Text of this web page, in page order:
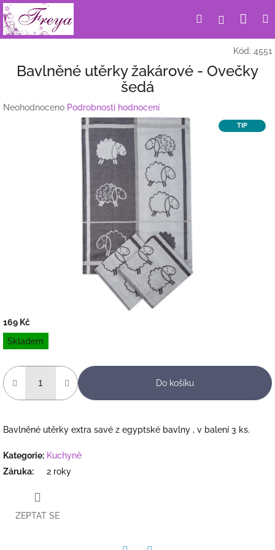
Přejít
na
obsah
HledatPřihlášení
Kód: 4551
Bavlněné utěrky žakárové - Ovečky
šedá
Průměrné
Neohodnoceno Podrobnosti hodnocení
TIP
169 Kč
Měrná
cena:
Skladem
Do košíku
Bavlněné utěrky extra savé z egyptské bavlny , v balení 3 ks.
Kategorie: Kuchyně
Záruka: 2 roky
ZEPTAT SE